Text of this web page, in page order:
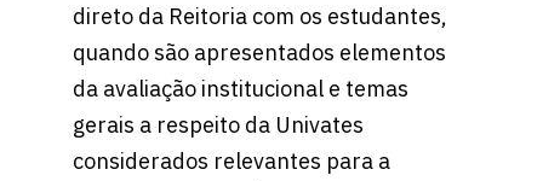
direto da Reitoria com os estudantes,
quando são apresentados elementos
da avaliação institucional e temas
gerais a respeito da Univates
considerados relevantes para a